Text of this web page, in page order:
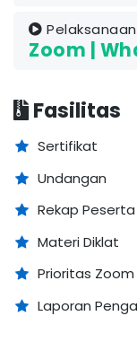
Pelaksanaan
Zoom |
Fasilitas
Sertifikat
Undangan
Rekap Peserta
Materi Diklat
Prioritas Zoom
Laporan